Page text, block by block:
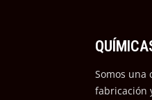
Somos una
fabricación